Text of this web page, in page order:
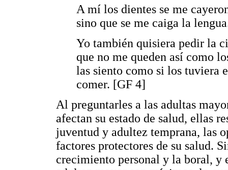
A mí los dientes se me
sino que se me caiga la
Yo también quisiera pedir la
que no me queden así como
las siento como si los tuviera
comer. [GF 4]
Al preguntarles a las adultas
afectan su estado de salud, ellas
juventud y adultez temprana, las
factores protectores de su salud.
crecimiento personal y la boral, y